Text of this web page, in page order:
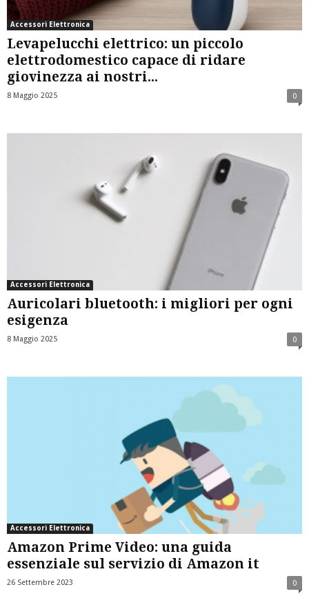
Accessori Elettronica
Levapelucchi elettrico: un piccolo
elettrodomestico capace di ridare
giovinezza ai nostri...
8 Maggio 2025 0
Accessori Elettronica
Auricolari bluetooth: i migliori per ogni
esigenza
8 Maggio 2025 0
Accessori Elettronica
Amazon Prime Video: una guida
essenziale sul servizio di Amazon it
26 Settembre 2023 0